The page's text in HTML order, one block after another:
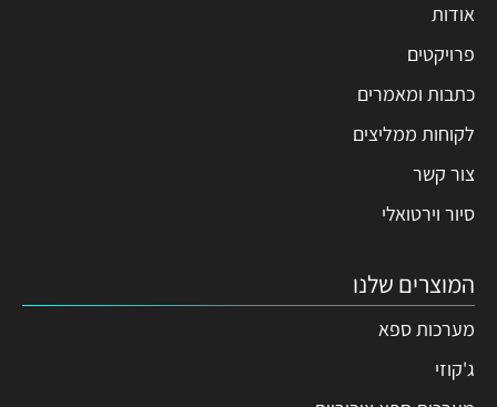
אודות
פרויקטים
כתבות ומאמרים
לקוחות ממליצים
צור קשר
סיור וירטואלי
המוצרים שלנו
מערכות ספא
ג'קוזי